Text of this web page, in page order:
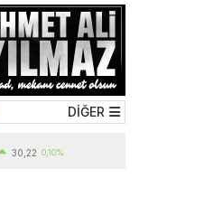
DİĞER
0,10%